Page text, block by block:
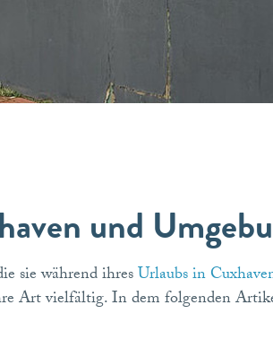
und
sie während ihresUrlaubs in
Art vielfältig. In dem folgenden